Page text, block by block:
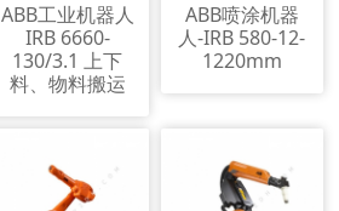
ABB工业机器人
IRB 6660-
130/3.1 上下
料、物料搬运
ABB喷涂机器
人-IRB 580-12-
1220mm